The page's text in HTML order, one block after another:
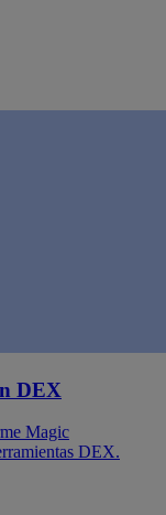
DEX
Magic
DEX.